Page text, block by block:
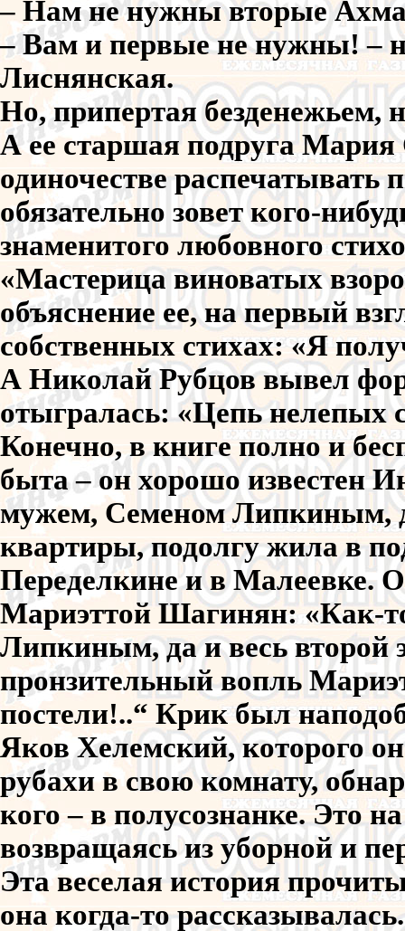
– Нам не нужны вторые
– Вам и первые не нужны! –
Лиснянская.
Но, припертая безденежьем,
А ее старшая подруга
одиночестве распечатывать
обязательно зовет кого-
знаменитого любовного
«Мастерица виноватых
объяснение ее, на первый
собственных стихах: «Я
А Николай Рубцов вывел
отыгралась: «Цепь нелепых
Конечно, в книге полно и
быта – он хорошо известен
мужем, Семеном Липкиным,
квартиры, подолгу жила в
Переделкине и в Малеевке.
Мариэттой Шагинян: «Как-
Липкиным, да и весь второй
пронзительный вопль
постели!..“ Крик был
Яков Хелемский, которого
рубахи в свою комнату,
кого – в полусознанке. Это
возвращаясь из уборной и
Эта веселая история
она когда-то